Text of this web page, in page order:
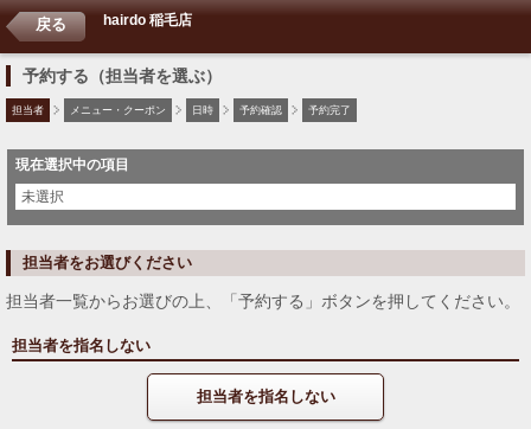
戻る hairdo 稲毛店
予約する（担当者を選ぶ）
担当者 メニュー・クーポン 日時 予約確認 予約完了
現在選択中の項目
未選択
担当者をお選びください
担当者一覧からお選びの上、「予約する」ボタンを押してください。
担当者を指名しない
担当者を指名しない